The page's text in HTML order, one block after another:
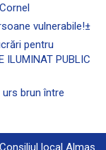
vulnerabile!±
pentru
ILUMINAT PUBLIC
brun între
local Almaș